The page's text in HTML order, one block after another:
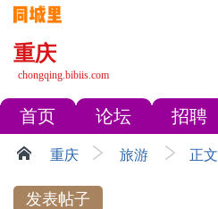
重庆
chongqing.bibiis.com
首页 论坛 招聘
重庆 旅游 正文
发表帖子